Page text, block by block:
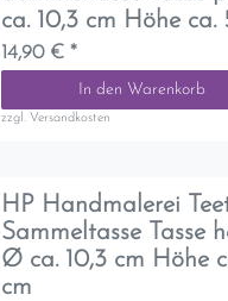
ca. 10,3 cm Höhe ca.
14,90 € *
In den Warenkorb
zzgl. Versandkosten
HP Handmalerei
Sammeltasse Tasse
Ø ca. 10,3 cm Höhe
cm